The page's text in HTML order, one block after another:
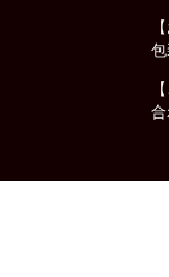
包
合